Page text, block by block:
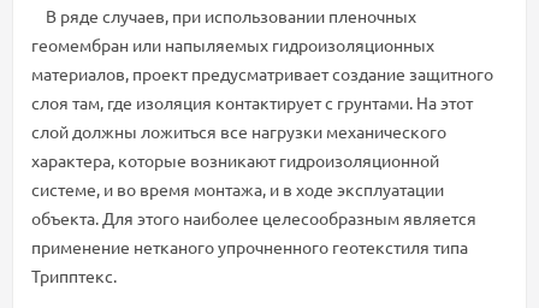
В ряде случаев, при использовании пленочных
геомембран или напыляемых гидроизоляционных
материалов, проект предусматривает создание защитного
слоя там, где изоляция контактирует с грунтами. На этот
слой должны ложиться все нагрузки механического
характера, которые возникают гидроизоляционной
системе, и во время монтажа, и в ходе эксплуатации
объекта. Для этого наиболее целесообразным является
применение нетканого упрочненного геотекстиля типа
Трипптекс.